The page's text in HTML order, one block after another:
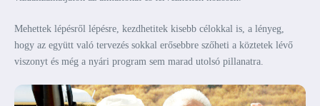
Mehettek lépésről lépésre, kezdhetitek kisebb célokkal is, a lényeg,
hogy az együtt való tervezés sokkal erősebbre szőheti a köztetek lévő
viszonyt és még a nyári program sem marad utolsó pillanatra.